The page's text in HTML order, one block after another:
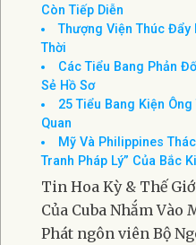
Còn Tiếp Diễn
Thượng Viện Thúc Đẩy
Thời
Các Tiểu Bang Phản
Sẻ Hồ Sơ
25 Tiểu Bang Kiện
Quan
Mỹ Và Philippines
Tranh Pháp Lý” Của Bắc
Tin Hoa Kỳ & Thế
Của Cuba Nhắm Vào
Phát ngôn viên Bộ